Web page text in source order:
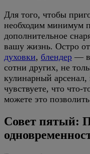
Для того, чтобы
необходим минимум
дополнительное
вашу жизнь. Остро
духовки, блендер —
сотни других, не
кулинарный
чувствуете, что
можете это
Совет пятый: